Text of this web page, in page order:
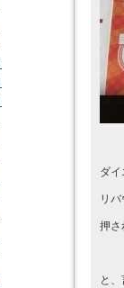
ダイ
リ
押さ
と